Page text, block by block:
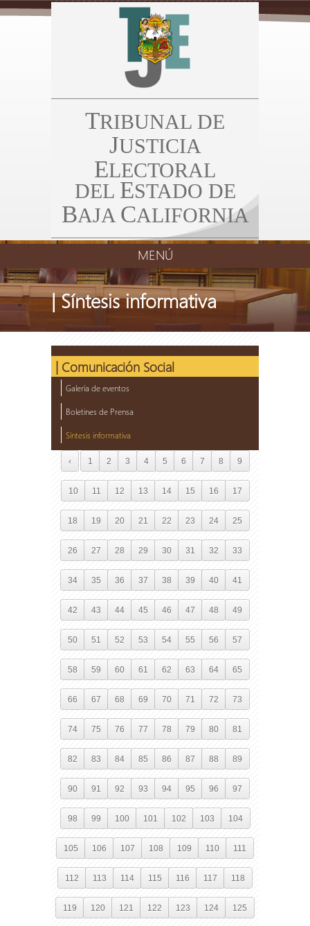
TRIBUNAL DE
JUSTICIA
ELECTORAL
DEL ESTADO DE
BAJA CALIFORNIA
MENÚ
| Síntesis informativa
| Comunicación Social
Galería de eventos
Boletines de Prensa
Síntesis informativa
‹ 1 2 3 4 5 6 7 8 9
10 11 12 13 14 15 16 17
18 19 20 21 22 23 24 25
26 27 28 29 30 31 32 33
34 35 36 37 38 39 40 41
42 43 44 45 46 47 48 49
50 51 52 53 54 55 56 57
58 59 60 61 62 63 64 65
66 67 68 69 70 71 72 73
74 75 76 77 78 79 80 81
82 83 84 85 86 87 88 89
90 91 92 93 94 95 96 97
98 99 100 101 102 103 104
105 106 107 108 109 110 111
112 113 114 115 116 117 118
119 120 121 122 123 124 125